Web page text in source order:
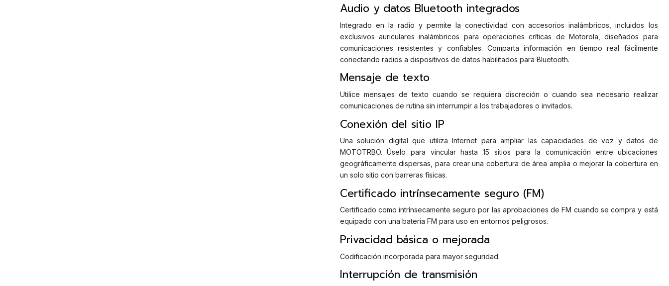
Audio y datos Bluetooth integrados
Integrado en la radio y permite la conectividad con accesorios inalámbricos, incluidos los
exclusivos auriculares inalámbricos para operaciones críticas de Motorola, diseñados para
comunicaciones resistentes y confiables. Comparta información en tiempo real fácilmente
conectando radios a dispositivos de datos habilitados para Bluetooth.
Mensaje de texto
Utilice mensajes de texto cuando se requiera discreción o cuando sea necesario realizar
comunicaciones de rutina sin interrumpir a los trabajadores o invitados.
Conexión del sitio IP
Una solución digital que utiliza Internet para ampliar las capacidades de voz y datos de
MOTOTRBO. Úselo para vincular hasta 15 sitios para la comunicación entre ubicaciones
geográficamente dispersas, para crear una cobertura de área amplia o mejorar la cobertura en
un solo sitio con barreras físicas.
Certificado intrínsecamente seguro (FM)
Certificado como intrínsecamente seguro por las aprobaciones de FM cuando se compra y está
equipado con una batería FM para uso en entornos peligrosos.
Privacidad básica o mejorada
Codificación incorporada para mayor seguridad.
Interrupción de transmisión